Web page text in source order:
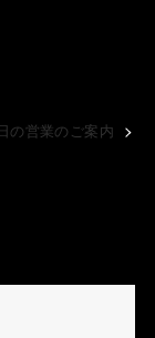
の営業のご案内